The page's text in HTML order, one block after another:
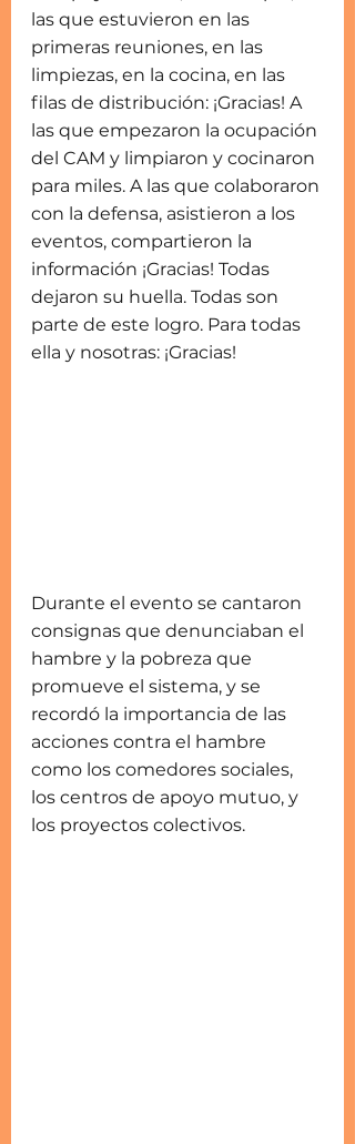
las que estuvieron en las
primeras reuniones, en las
limpiezas, en la cocina, en las
filas de distribución: ¡Gracias! A
las que empezaron la ocupación
del CAM y limpiaron y cocinaron
para miles. A las que colaboraron
con la defensa, asistieron a los
eventos, compartieron la
información ¡Gracias! Todas
dejaron su huella. Todas son
parte de este logro. Para todas
ella y nosotras: ¡Gracias!
Durante el evento se cantaron
consignas que denunciaban el
hambre y la pobreza que
promueve el sistema, y se
recordó la importancia de las
acciones contra el hambre
como los comedores sociales,
los centros de apoyo mutuo, y
los proyectos colectivos.